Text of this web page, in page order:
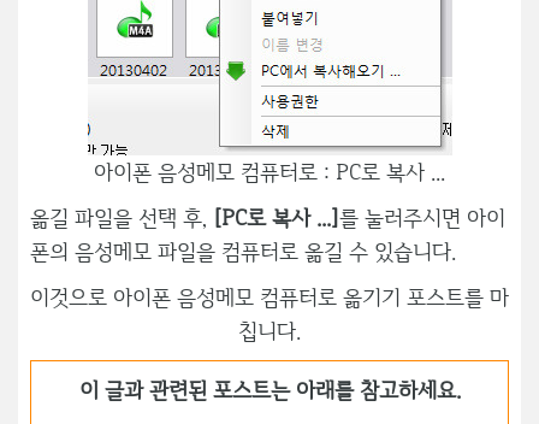
아이폰 음성메모 컴퓨터로 : PC로 복사 ...
옮길 파일을 선택 후, [PC로 복사 ...]를 눌러주시면 아이
폰의 음성메모 파일을 컴퓨터로 옮길 수 있습니다.
이것으로 아이폰 음성메모 컴퓨터로 옮기기 포스트를 마
칩니다.
이 글과 관련된 포스트는 아래를 참고하세요.